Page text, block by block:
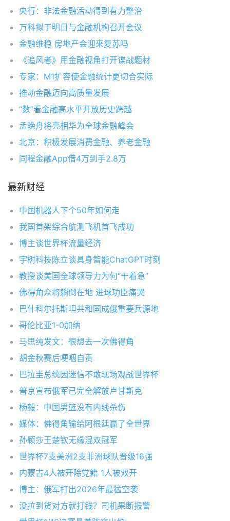
央行：非法金融活动得到有力整治
万科拟于明日与金融机构召开会议
金融维稳 房地产会迎来复苏吗
《追风者》用金融视角打开谍战题材
专家：M1扩容使金融统计更切合实际
推动金融迈向高质量发展
“数”看金融高水平开放历史跨越
孟晚舟将亮相华为全球金融峰会
北京：积极发展消费金融、养老金融
同程金融App借4万到手2.8万
最新财经
中国机器人下个50年如何走
我国首架综合航测飞机首飞成功
博主谈世界杯流量经济
宇树科技陈立谈具身智能ChatGPT时刻
教授谈美国全球领导力为何“干着急”
佛得角众将躺倒在地 进球功臣痛哭
巴什科尔托斯坦共和国成俄重要兵源地
哥伦比亚1-0加纳
马思纯发文：很想去一次佛得角
胡金秋赛后哽咽自责
巴拉圭总统因迷信不敢现场观战世界杯
普京宣布俄军已完全解放卢甘斯克
杨毅：中国男篮没有内线杀伤
媒体：佛得角输给阿根廷赢了全世界
孙颖莎王楚钦无缘混双冠军
世界杯7支美洲2支非洲球队晋级16强
内蒙古4人被开除党籍 1人被双开
博主：俄军打出2026年最猛空袭
没拉到货对方就打钱？司机果断报警